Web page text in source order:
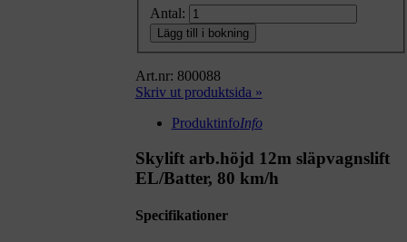
Antal:
Lägg till i bokning
Art.nr: 800088
Skriv ut produktsida »
ProduktinfoInfo
Skylift arb.höjd 12m släpvagnslift
EL/Batter, 80 km/h
Specifikationer